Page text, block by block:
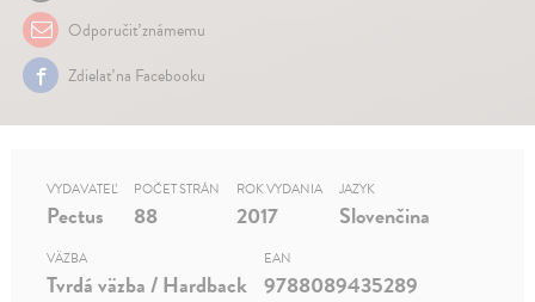
Odporučiť známemu
Zdielať na Facebooku
VYDAVATEĽ
Pectus
POČET STRÁN
88
ROK VYDANIA
2017
JAZYK
Slovenčina
VÄZBA
Tvrdá väzba / Hardback
EAN
9788089435289